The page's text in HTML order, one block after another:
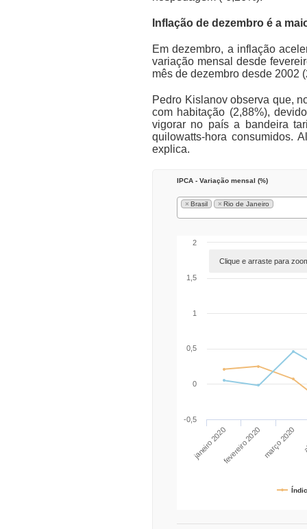
Inflação de dezembro é a
Em dezembro, a inflação
variação mensal desde
mês de dezembro desde 2002
Pedro Kislanov observa que,
com habitação (2,88%),
vigorar no país a bandeira
quilowatts-hora consumidos.
explica.
IPCA - Variação mensal (%)
× Brasil × Rio de Janeiro
Clique e arraste para
janeiro 2020fevereiro 2020 março 2020
-0,5
0
0,5
1
1,5
2